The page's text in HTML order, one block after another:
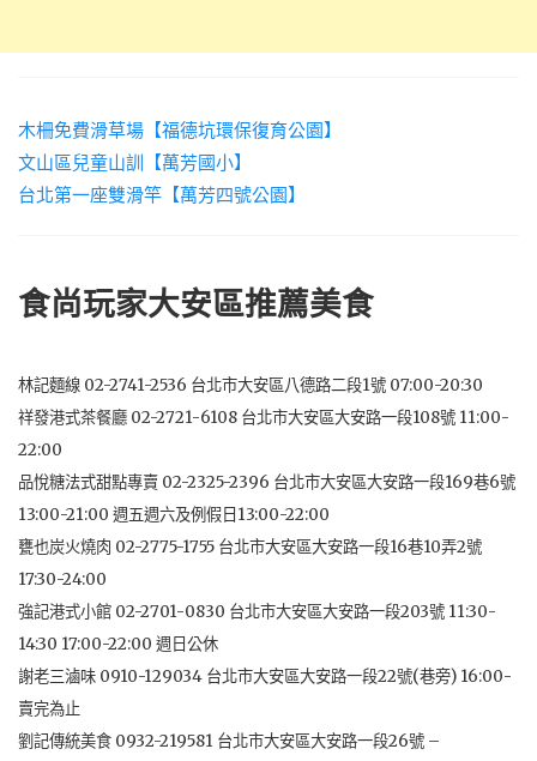
木柵免費滑草場【福德坑環保復育公園】
文山區兒童山訓【萬芳國小】
台北第一座雙滑竿【萬芳四號公園】
食尚玩家大安區推薦美食
林記麵線 02-2741-2536 台北市大安區八德路二段1號 07:00-20:30
祥發港式茶餐廳 02-2721-6108 台北市大安區大安路一段108號 11:00-
22:00
品悅糖法式甜點專賣 02-2325-2396 台北市大安區大安路一段169巷6號
13:00-21:00 週五週六及例假日13:00-22:00
甕也炭火燒肉 02-2775-1755 台北市大安區大安路一段16巷10弄2號
17:30-24:00
強記港式小館 02-2701-0830 台北市大安區大安路一段203號 11:30-
14:30 17:00-22:00 週日公休
謝老三滷味 0910-129034 台北市大安區大安路一段22號(巷旁) 16:00-
賣完為止
劉記傳統美食 0932-219581 台北市大安區大安路一段26號 –